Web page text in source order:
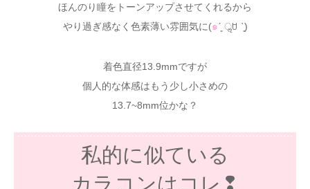
ほんのり瞳をトーンアップさせてくれるから
やり過ぎ感なく色素薄い雰囲気に(๑ˊ͈ ॢꇴ ˋ͈)
着色直径13.9mmですが
個人的な体感はもう少し小さめの
13.7~8mm位かな？
私的に似ている
カラコンはコレ❢